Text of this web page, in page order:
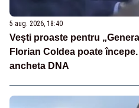
5 aug. 2026, 18:40
Vești proaste pentru
Florian Coldea poate
ancheta DNA